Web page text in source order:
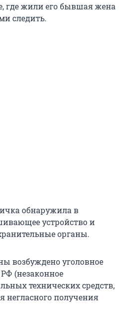
где жили его бывшая жена
следить.
обнаружила в
устройство и
органы.
возбуждено уголовное
РФ (незаконное
технических средств,
негласного получения